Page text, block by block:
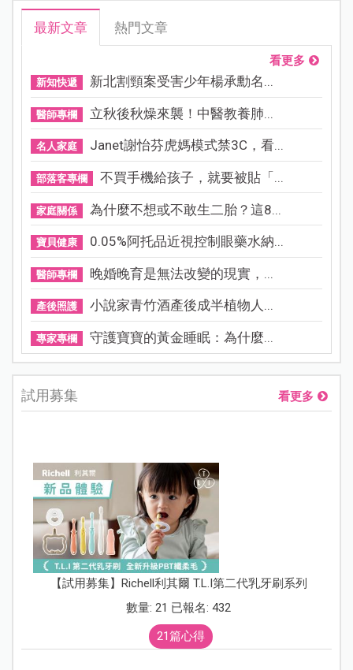
最新文章 熱門文章
看更多
新知快遞 新北割頸案受害少年楊承勳名...
醫師專欄 立秋後秋燥來襲！中醫教養肺...
名人家庭 Janet謝怡芬虎媽模式禁3C，看...
部落客專欄 不買手機給孩子，就要被貼「...
家庭關係 為什麼不想或不敢生二胎？這8...
寶貝健康 0.05%阿托品近視控制眼藥水納...
醫師專欄 晚婚晚育是無法改變的現實，...
產後照護 小說家青竹酒產後成半植物人...
專家專欄 守護寶寶的黃金睡眠：為什麼...
試用募集 看更多
【試用募集】Richell利其爾 T.L.I第二代乳牙刷系列
數量: 21 已報名: 432
21篇心得